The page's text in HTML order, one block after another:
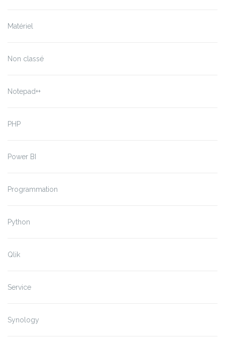
Matériel
Non classé
Notepad++
PHP
Power BI
Programmation
Python
Qlik
Service
Synology